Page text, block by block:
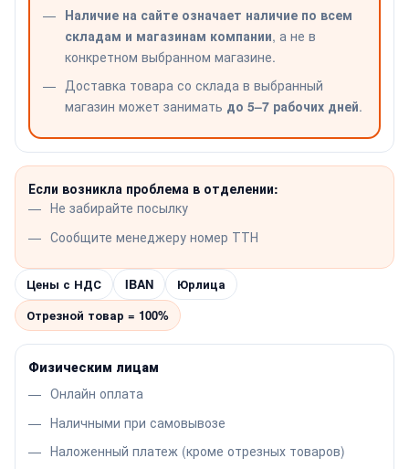
Наличие на сайте означает наличие по всем
складам и магазинам компании, а не в
конкретном выбранном магазине.
Доставка товара со склада в выбранный
магазин может занимать до 5–7 рабочих дней.
Если возникла проблема в отделении:
Не забирайте посылку
Сообщите менеджеру номер ТТН
Цены с НДС IBAN
Юрлица
Отрезной товар = 100%
Физическим лицам
Онлайн оплата
Наличными при самовывозе
Наложенный платеж (кроме отрезных товаров)